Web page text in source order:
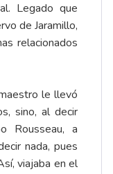
Legado que
de Jaramillo,
relacionados
le llevó
sino, al decir
Rousseau, a
nada, pues
viajaba en el